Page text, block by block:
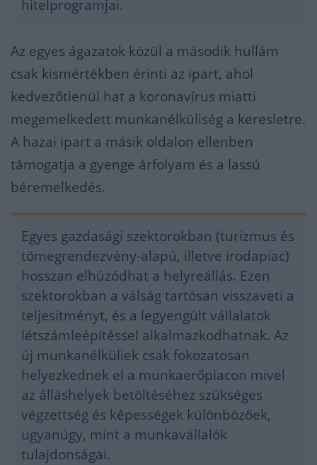
hitelprogramjai.
Az egyes ágazatok közül a második hullám
csak kismértékben érinti az ipart, ahol
kedvezőtlenül hat a koronavírus miatti
megemelkedett munkanélküliség a keresletre.
A hazai ipart a másik oldalon ellenben
támogatja a gyenge árfolyam és a lassú
béremelkedés.
Egyes gazdasági szektorokban (turizmus és
tömegrendezvény-alapú, illetve irodapiac)
hosszan elhúzódhat a helyreállás. Ezen
szektorokban a válság tartósan visszaveti a
teljesítményt, és a legyengült vállalatok
létszámleépítéssel alkalmazkodhatnak. Az
új munkanélküliek csak fokozatosan
helyezkednek el a munkaerőpiacon mivel
az álláshelyek betöltéséhez szükséges
végzettség és képességek különbözőek,
ugyanúgy, mint a munkavállalók
tulajdonságai.